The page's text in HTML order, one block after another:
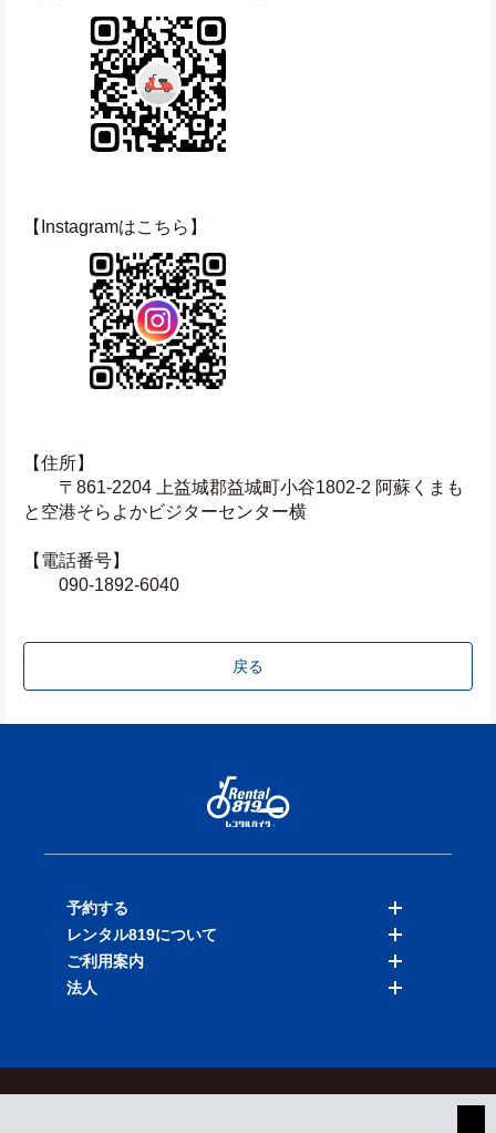
【Instagramはこちら】
【住所】
〒861-2204 上益城郡益城町小谷1802-2 阿蘇くまも
と空港そらよかビジターセンター横
【電話番号】
090-1892-6040
戻る
予約する
バイクを探す
店舗を探す
レンタル819について
料金表
ご利用案内
法人